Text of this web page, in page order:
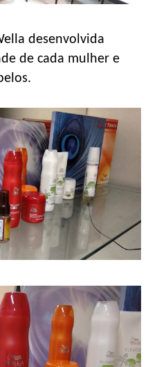
desenvolvida
de cada mulher e